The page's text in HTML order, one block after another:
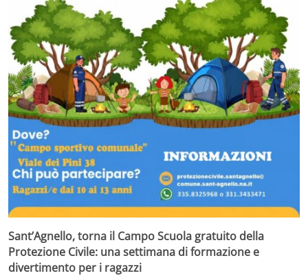
Sant’Agnello, torna il Campo Scuola gratuito della
Protezione Civile: una settimana di formazione e
divertimento per i ragazzi